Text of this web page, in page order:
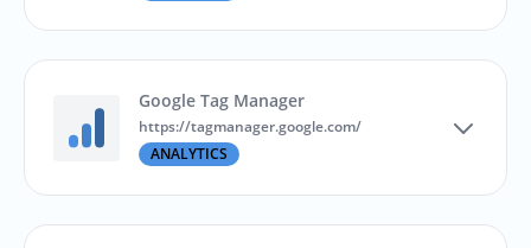
Google Tag Manager
https://tagmanager.google.com/
ANALYTICS